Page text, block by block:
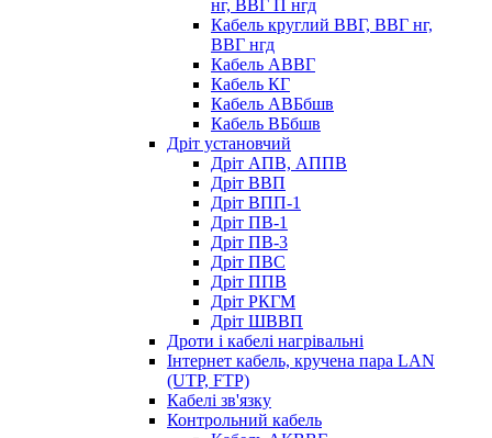
нг, ВВГ П нгд
Кабель круглий ВВГ, ВВГ нг,
ВВГ нгд
Кабель АВВГ
Кабель КГ
Кабель АВБбшв
Кабель ВБбшв
Дріт установчий
Дріт АПВ, АППВ
Дріт ВВП
Дріт ВПП-1
Дріт ПВ-1
Дріт ПВ-3
Дріт ПВС
Дріт ППВ
Дріт РКГМ
Дріт ШВВП
Дроти і кабелі нагрівальні
Інтернет кабель, кручена пара LAN
(UTP, FTP)
Кабелі зв'язку
Контрольний кабель